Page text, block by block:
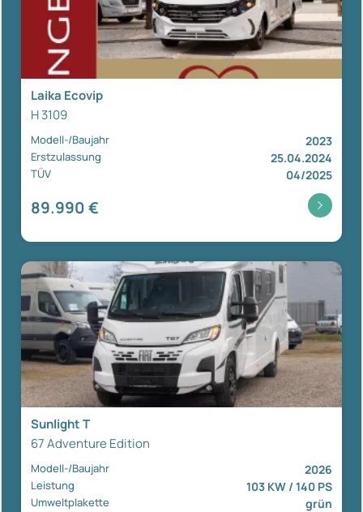
Laika Ecovip
H 3109
Modell-/Baujahr 2023
Erstzulassung 25.04.2024
TÜV 04/2025
89.990 €
Sunlight T
67 Adventure Edition
Modell-/Baujahr 2026
Leistung 103 KW / 140 PS
Umweltplakette grün